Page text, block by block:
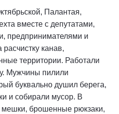
Палантая,
вместе с депутатами,
предпринимателями и
канав,
территории. Работали
Мужчины пилили
буквально душил берега,
и собирали мусор. В
брошенные рюкзаки,